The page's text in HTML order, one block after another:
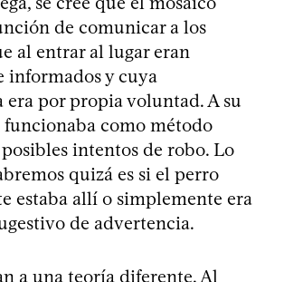
de comunicar a los
al entrar al lugar eran
informados y cuya
era por propia voluntad. A su
funcionaba como método
intentos de robo. Lo
quizá es si el perro
estaba allí o simplemente era
de advertencia.
a una teoría diferente. Al